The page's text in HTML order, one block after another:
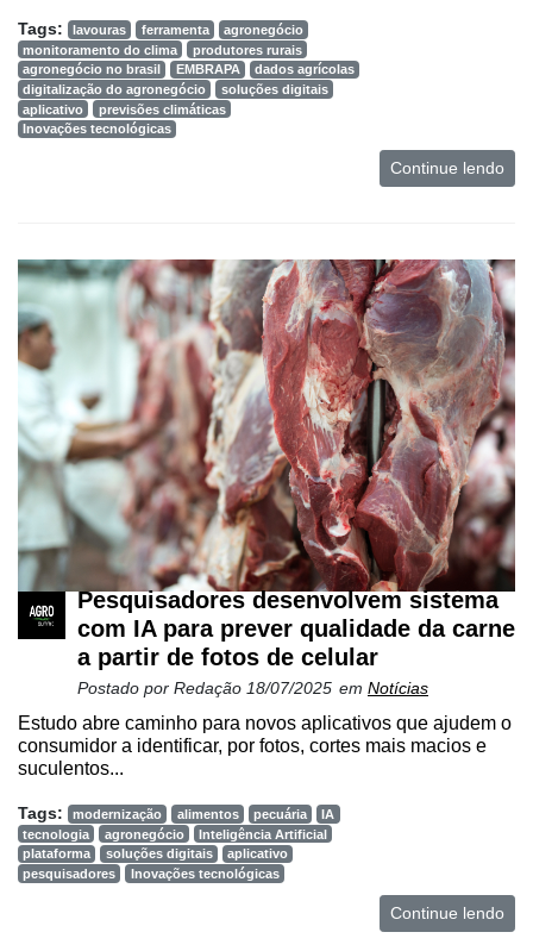
Tags: lavouras ferramenta
agronegócio
monitoramento do clima
produtores rurais
agronegócio no brasil
EMBRAPA
dados agrícolas
digitalização do agronegócio
soluções digitais
aplicativo
previsões climáticas
Inovações tecnológicas
Continue lendo
Pesquisadores desenvolvem sistema
com IA para prever qualidade da carne
a partir de fotos de celular
Postado por Redação 18/07/2025 em Notícias
Estudo abre caminho para novos aplicativos que ajudem o
consumidor a identificar, por fotos, cortes mais macios e
suculentos...
Tags: modernização alimentos pecuária
IA
tecnologia
agronegócio
Inteligência Artificial
plataforma
soluções digitais
aplicativo
pesquisadores
Inovações tecnológicas
Continue lendo